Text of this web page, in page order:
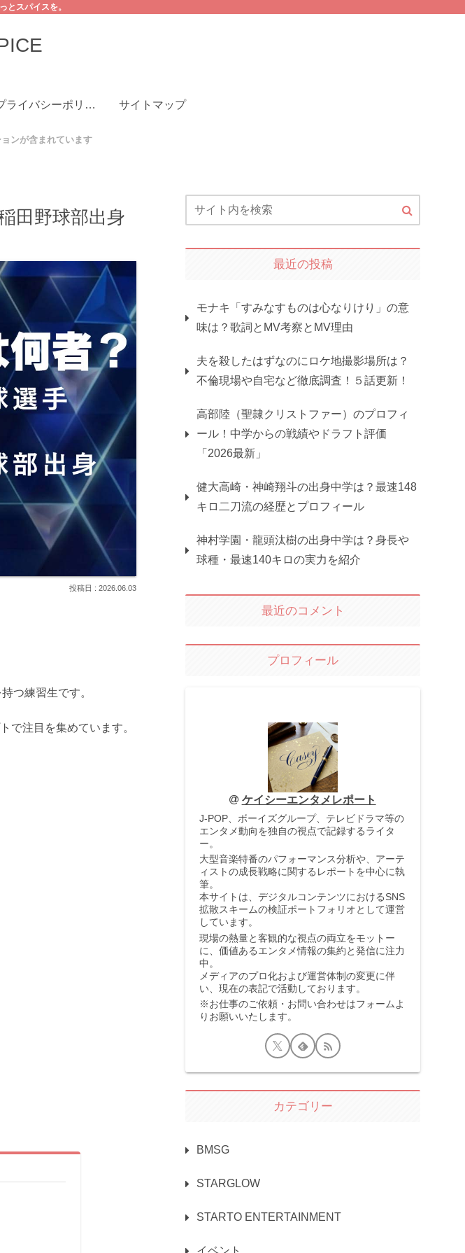
とスパイスを。
プライバシーポリシー サイトマップ
ンが含まれています
田野球部出身
2026.06.03
つ練習生です。
で注目を集めています。
最近の投稿
モナキ「すみなすものは心なりけり」の意
味は？歌詞とMV考察とMV理由
夫を殺したはずなのにロケ地撮影場所は？
不倫現場や自宅など徹底調査！５話更新！
高部陸（聖隷クリストファー）のプロフィ
ール！中学からの戦績やドラフト評価
「2026最新」
健大高崎・神崎翔斗の出身中学は？最速148
キロ二刀流の経歴とプロフィール
神村学園・龍頭汰樹の出身中学は？身長や
球種・最速140キロの実力を紹介
最近のコメント
プロフィール
ケイシーエンタメレポート
J-POP、ボーイズグループ、テレビドラマ等の
エンタメ動向を独自の視点で記録するライタ
ー。
大型音楽特番のパフォーマンス分析や、アーテ
ィストの成長戦略に関するレポートを中心に執
筆。
本サイトは、デジタルコンテンツにおけるSNS
拡散スキームの検証ポートフォリオとして運営
しています。
現場の熱量と客観的な視点の両立をモットー
に、価値あるエンタメ情報の集約と発信に注力
中。
メディアのプロ化および運営体制の変更に伴
い、現在の表記で活動しております。
※お仕事のご依頼・お問い合わせはフォームよ
りお願いいたします。
カテゴリー
BMSG
STARGLOW
STARTO ENTERTAINMENT
イベント